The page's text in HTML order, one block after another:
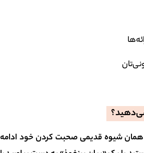
همان شیوه قدیمی صحبت‌ کردن خود ادامه